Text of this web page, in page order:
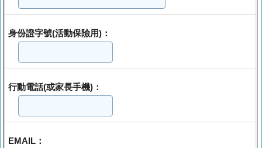
身份證字號(活動保險用)：
行動電話(或家長手機)：
EMAIL：